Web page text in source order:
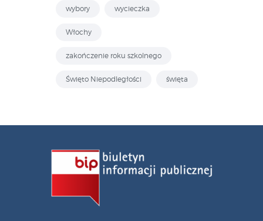
wybory wycieczka
Włochy
zakończenie roku szkolnego
Święto Niepodległości święta